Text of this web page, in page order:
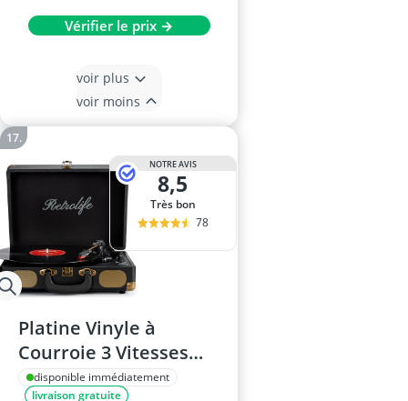
Vérifier le prix →
voir plus
voir moins
NOTRE AVIS
8,5
Très bon
78
Platine Vinyle à
Courroie 3 Vitesses
(33/45/78 RPM) – Valise
disponible immédiatement
livraison gratuite